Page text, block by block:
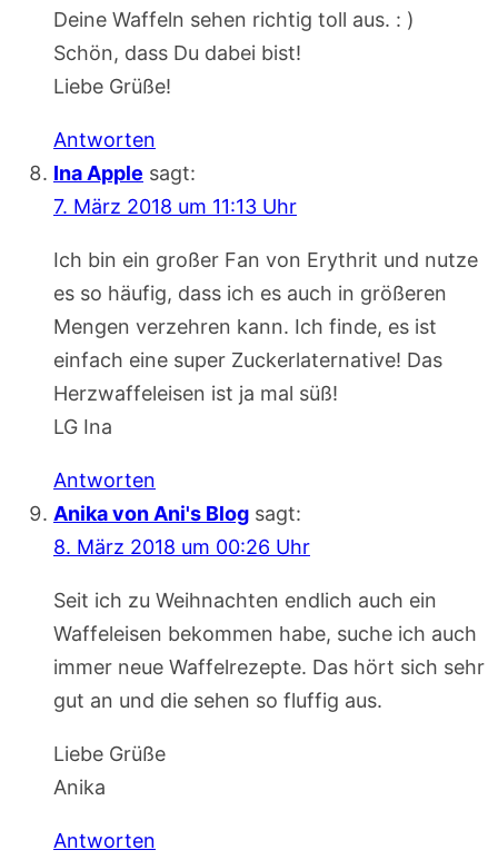
Deine Waffeln sehen richtig toll aus. : )
Schön, dass Du dabei bist!
Liebe Grüße!
Antworten
Ina Apple sagt:
7. März 2018 um 11:13 Uhr
Ich bin ein großer Fan von Erythrit und nutze
es so häufig, dass ich es auch in größeren
Mengen verzehren kann. Ich finde, es ist
einfach eine super Zuckerlaternative! Das
Herzwaffeleisen ist ja mal süß!
LG Ina
Antworten
Anika von Ani's Blog sagt:
8. März 2018 um 00:26 Uhr
Seit ich zu Weihnachten endlich auch ein
Waffeleisen bekommen habe, suche ich auch
immer neue Waffelrezepte. Das hört sich sehr
gut an und die sehen so fluffig aus.
Liebe Grüße
Anika
Antworten